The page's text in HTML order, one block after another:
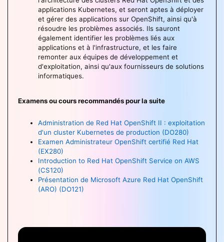
applications Kubernetes, et seront aptes à déployer
et gérer des applications sur OpenShift, ainsi qu'à
résoudre les problèmes associés. Ils sauront
également identifier les problèmes liés aux
applications et à l'infrastructure, et les faire
remonter aux équipes de développement et
d'exploitation, ainsi qu'aux fournisseurs de solutions
informatiques.
Examens ou cours recommandés pour la suite
Administration de Red Hat OpenShift II : exploitation
d'un cluster Kubernetes de production (DO280)
Examen Administrateur OpenShift certifié Red Hat
(EX280)
Introduction to Red Hat OpenShift Service on AWS
(CS120)
Présentation de Microsoft Azure Red Hat OpenShift
(ARO) (DO121)